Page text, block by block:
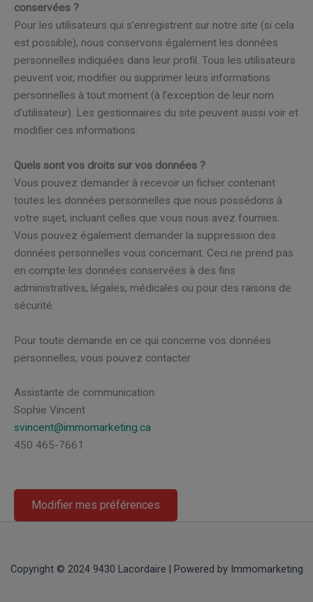
conservées ?
Pour les utilisateurs qui s’enregistrent sur notre site (si cela
est possible), nous conservons également les données
personnelles indiquées dans leur profil. Tous les utilisateurs
peuvent voir, modifier ou supprimer leurs informations
personnelles à tout moment (à l’exception de leur nom
d’utilisateur). Les gestionnaires du site peuvent aussi voir et
modifier ces informations.
Quels sont vos droits sur vos données ?
Vous pouvez demander à recevoir un fichier contenant
toutes les données personnelles que nous possédons à
votre sujet, incluant celles que vous nous avez fournies.
Vous pouvez également demander la suppression des
données personnelles vous concernant. Ceci ne prend pas
en compte les données conservées à des fins
administratives, légales, médicales ou pour des raisons de
sécurité.
Pour toute demande en ce qui concerne vos données
personnelles, vous pouvez contacter :
Assistante de communication.
Sophie Vincent
svincent@immomarketing.ca
450 465-7661
Modifier mes préférences
Copyright © 2024 9430 Lacordaire | Powered by Immomarketing